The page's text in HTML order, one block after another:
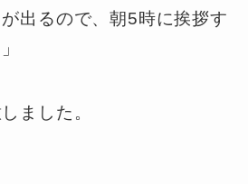
出るので、朝5時に挨拶す
ました。